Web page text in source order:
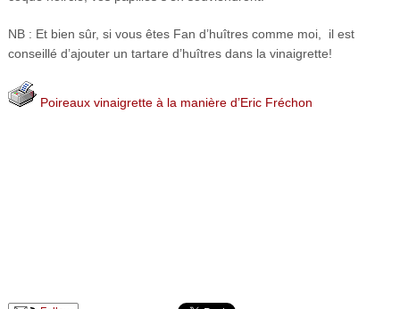
NB : Et bien sûr, si vous êtes Fan d’huîtres comme moi, il est
conseillé d’ajouter un tartare d’huîtres dans la vinaigrette!
Poireaux vinaigrette à la manière d’Eric Fréchon